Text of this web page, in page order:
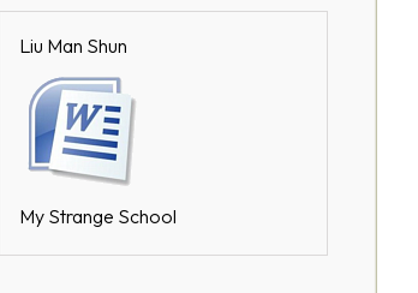
Liu Man Shun
My Strange School